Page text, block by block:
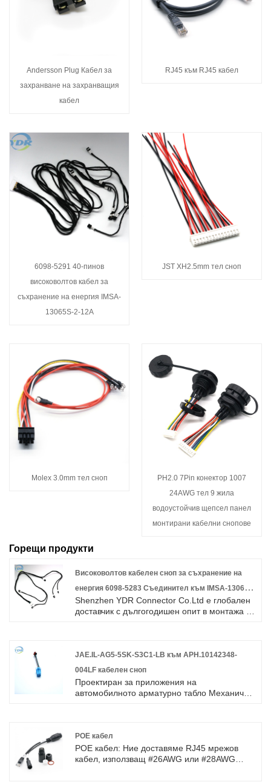
Andersson Plug Кабел за
захранване на захранващия
кабел
RJ45 към RJ45 кабел
6098-5291 40-пинов
високоволтов кабел за
съхранение на енергия IMSA-
13065S-2-12A
JST XH2.5mm тел сноп
Molex 3.0mm тел сноп
PH2.0 7Pin конектор 1007
24AWG тел 9 жила
водоустойчив щепсел панел
монтирани кабелни снопове
Горещи продукти
Високоволтов кабелен сноп за съхранение на
енергия 6098-5283 Съединител към IMSA-13065S-
2-12A щепсел кабелен монтаж
Shenzhen YDR Connector Co.Ltd е глобален
доставчик с дългогодишен опит в монтажа на
JAE.IL-AG5-5SK-S3C1-LB към APH.10142348-
004LF кабелен сноп
Проектиран за приложения на
автомобилното арматурно табло Механично
несъответствия Механизмът с двойно
заключване предотвратява движението на
контактите Наличен поляризиран тип (само
POE кабел
POE кабел: Ние доставяме RJ45 мрежов
кабел, използващ #26AWG или #28AWG